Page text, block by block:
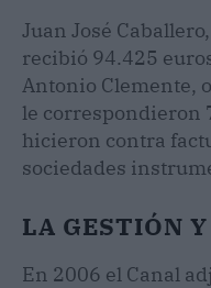
Juan José
recibió 94.425
Antonio Clemente,
le correspondieron
hicieron contra
sociedades
LA GESTIÓN
En 2006 el Canal